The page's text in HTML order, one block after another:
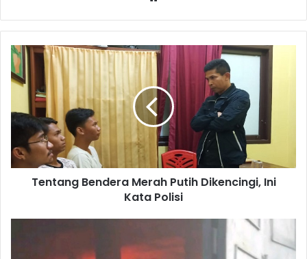
Tentang Bendera Merah Putih Dikencingi, Ini
Kata Polisi